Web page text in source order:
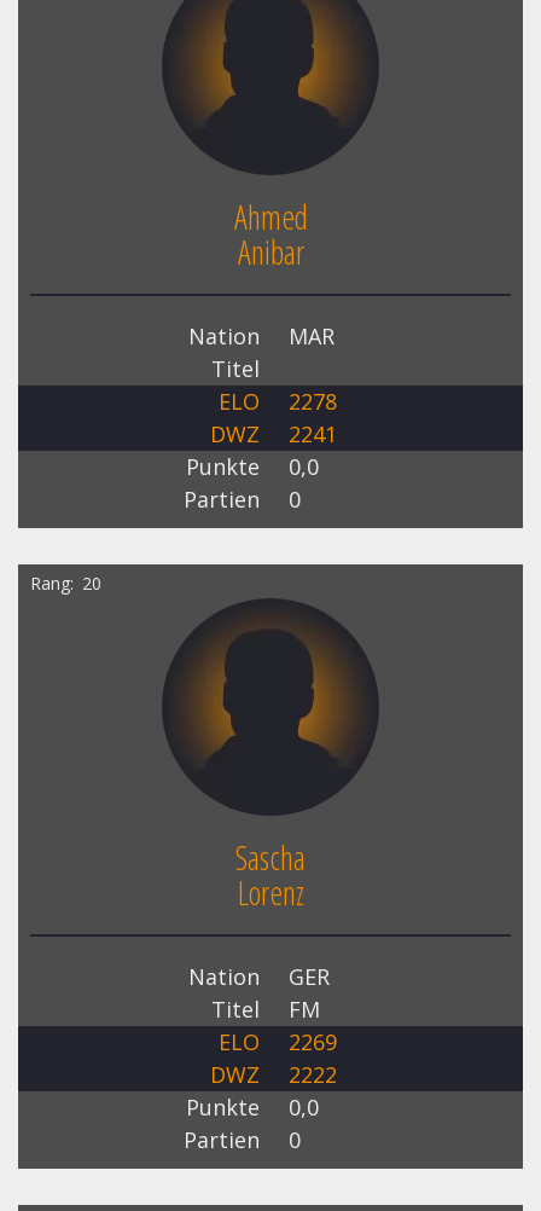
Ahmed
Anibar
Nation
MAR
Titel
ELO
2278
DWZ
2241
Punkte
0,0
Partien
0
Rang 20
Sascha
Lorenz
Nation
GER
Titel
FM
ELO
2269
DWZ
2222
Punkte
0,0
Partien
0